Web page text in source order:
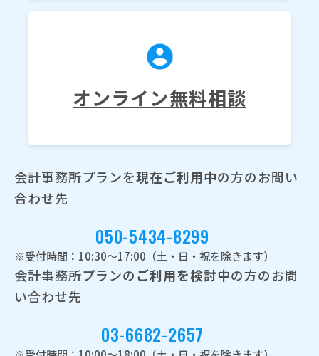
オンライン無料相談
会計事務所プランを現在ご利用中の方のお問い
合わせ先
050-5434-8299
※受付時間：10:30～17:00（土・日・祝を除きます）
会計事務所プランのご利用を検討中の方のお問
い合わせ先
03-6682-2657